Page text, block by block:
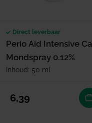
Direct leverbaar
Perio Aid Intensive
Mondspray 0.12%
Inhoud: 50 ml
Normale prijs
6,39